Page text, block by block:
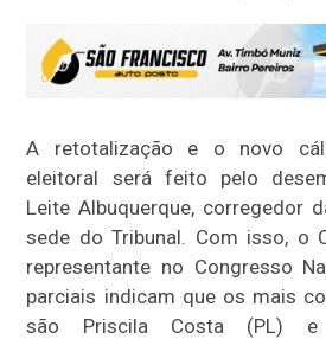
A retotalização e o novo
eleitoral será feito pelo
Leite Albuquerque, corregedor
sede do Tribunal. Com isso, o
representante no Congresso
parciais indicam que os mais
são Priscila Costa (PL) e